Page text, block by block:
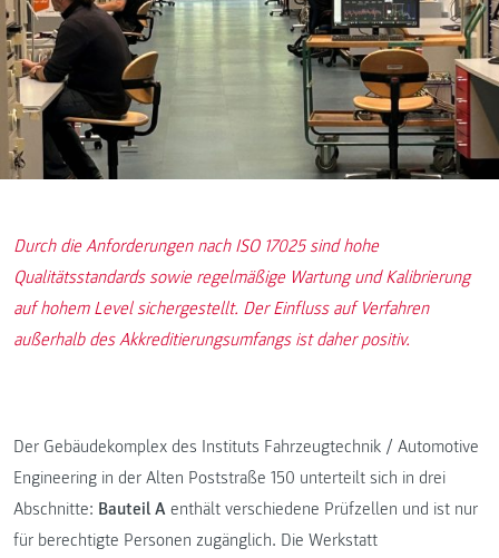
Durch die Anforderungen nach ISO 17025 sind hohe
Qualitätsstandards sowie regelmäßige Wartung und Kalibrierung
auf hohem Level sichergestellt. Der Einfluss auf Verfahren
außerhalb des Akkreditierungsumfangs ist daher positiv.
Der Gebäudekomplex des Instituts Fahrzeugtechnik / Automotive
Engineering in der Alten Poststraße 150 unterteilt sich in drei
Abschnitte: Bauteil A enthält verschiedene Prüfzellen und ist nur
für berechtigte Personen zugänglich. Die Werkstatt